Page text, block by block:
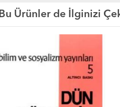
Bu Ürünler de İlginizi